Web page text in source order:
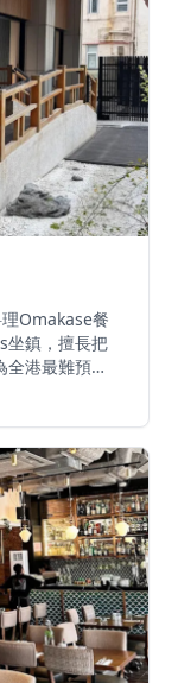
Omakase餐
坐鎮，擅長把
港最難預約
愛好者